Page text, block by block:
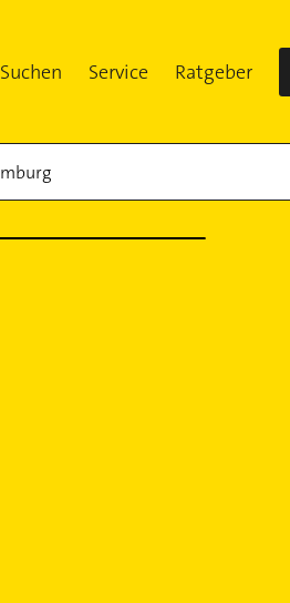
Suchen Service Ratgeber